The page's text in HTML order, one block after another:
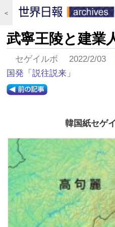
＜
武寧王陵と建業
セゲイルボ 2022/2/
国発「説往説来」
韓国紙セゲ